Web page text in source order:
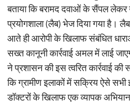
बताया कि बरामद दवाओं के सैंपल लेकर
प्रयोगशाला (लैब) भेज दिया गया है।
आते ही आरोपी के खिलाफ संबंधित
सख्त कानूनी कार्रवाई अमल में लाई
ने प्रशासन की इस त्वरित कार्रवाई की
कि ग्रामीण इलाकों में सक्रिय ऐसे सभी
डॉक्टरों के खिलाफ एक व्यापक अभियान